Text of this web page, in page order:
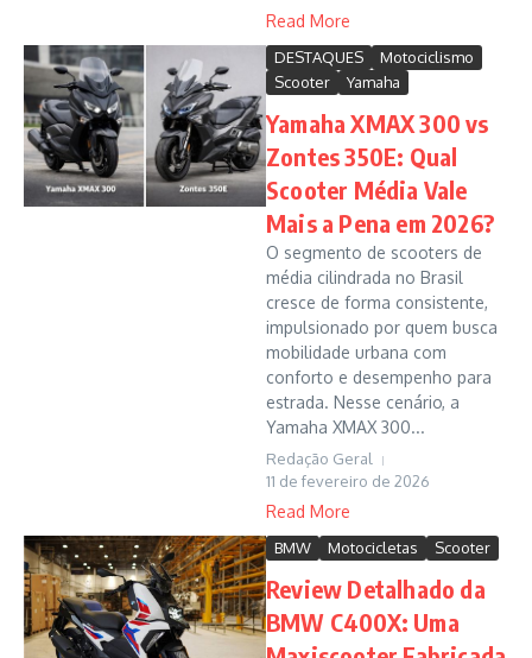
Read More
DESTAQUES
Motociclismo
Scooter
Yamaha
Yamaha XMAX 300 vs
Zontes 350E: Qual
Scooter Média Vale
Mais a Pena em 2026?
O segmento de scooters de
média cilindrada no Brasil
cresce de forma consistente,
impulsionado por quem busca
mobilidade urbana com
conforto e desempenho para
estrada. Nesse cenário, a
Yamaha XMAX 300...
Redação Geral
11 de fevereiro de 2026
Read More
BMW Motocicletas Scooter
Review Detalhado da
BMW C400X: Uma